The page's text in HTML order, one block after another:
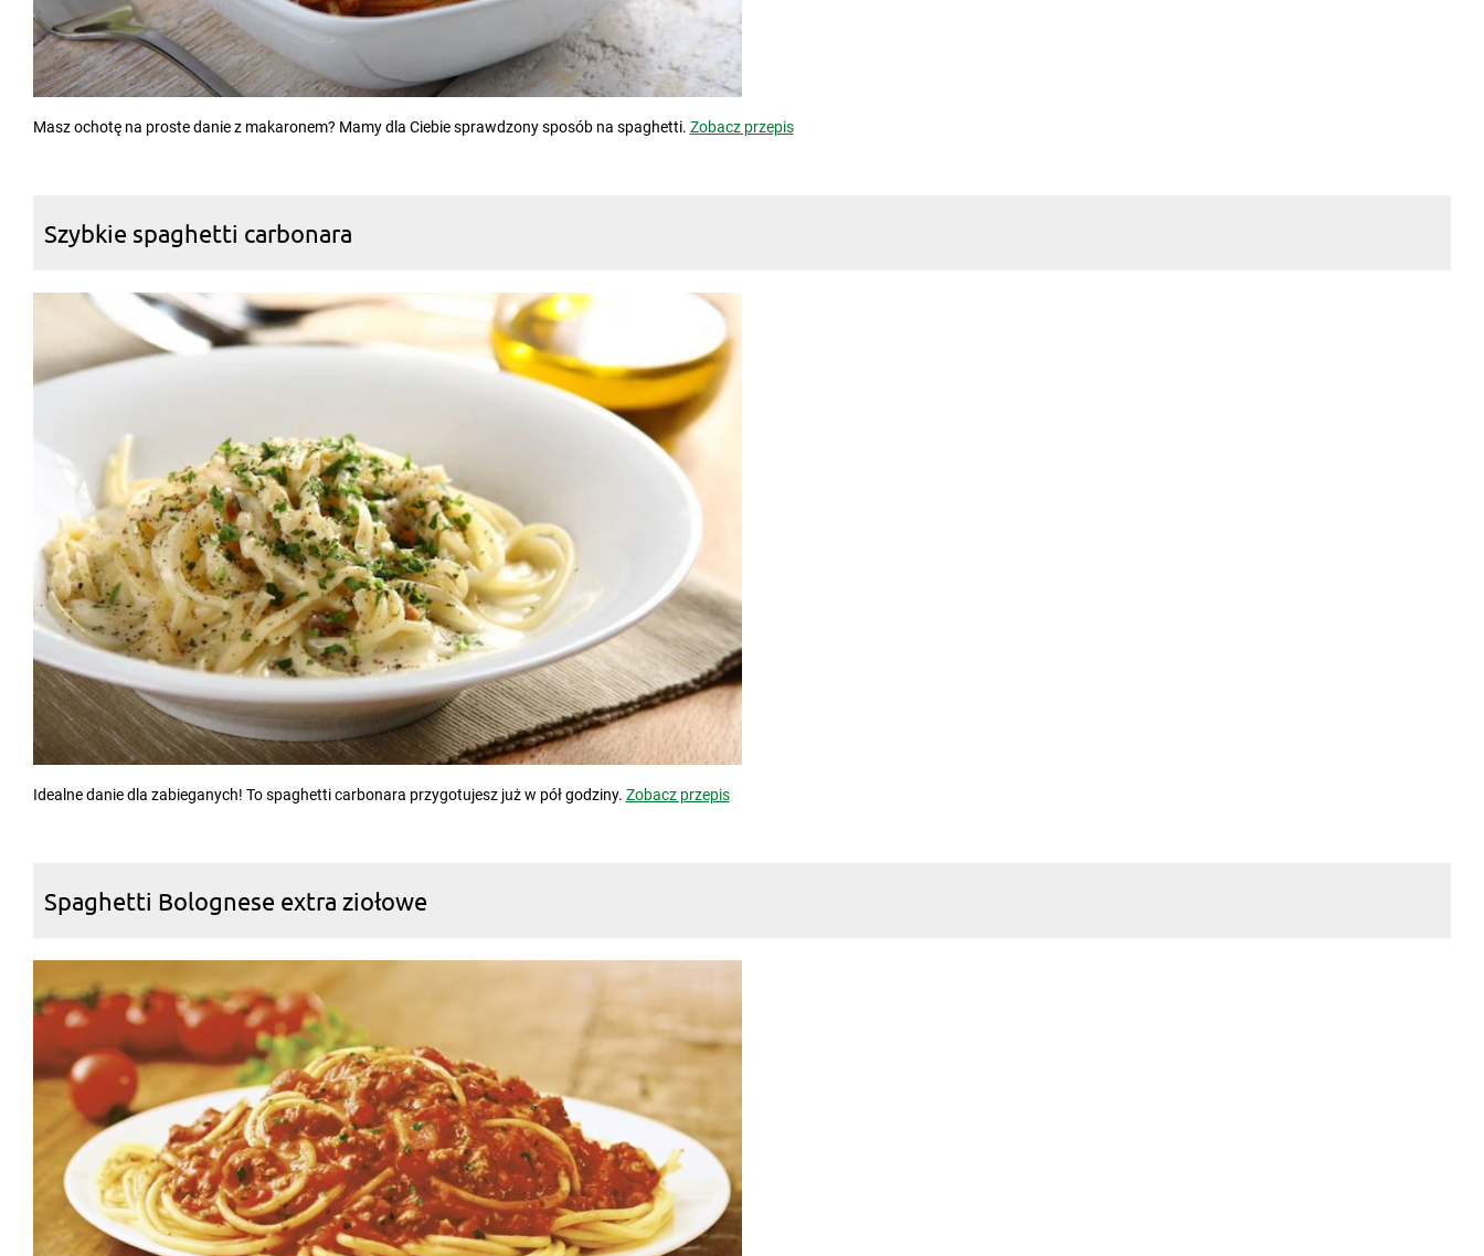
Masz ochotę na proste danie z makaronem? Mamy dla Ciebie sprawdzony sposób na spaghetti. Zobacz przepis
Szybkie spaghetti carbonara
Idealne danie dla zabieganych! To spaghetti carbonara przygotujesz już w pół godziny. Zobacz przepis
Spaghetti Bolognese extra ziołowe